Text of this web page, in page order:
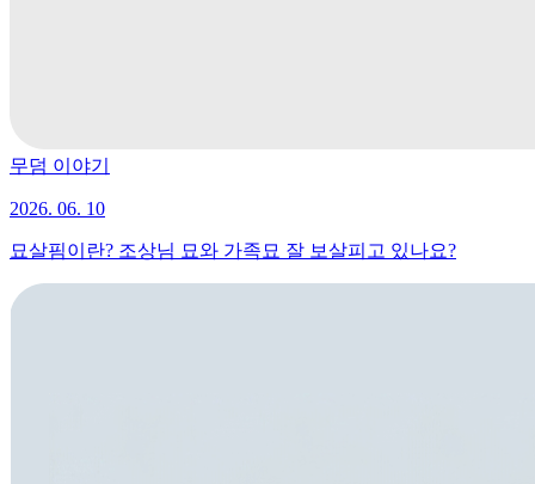
무덤 이야기
2026. 06. 10
묘살핌이란? 조상님 묘와 가족묘 잘 보살피고 있나요?